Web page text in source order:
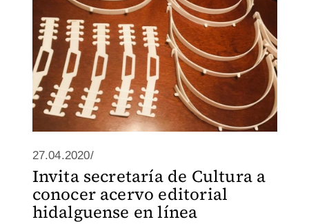
27.04.2020/
Invita secretaría de Cultura a
conocer acervo editorial
hidalguense en línea